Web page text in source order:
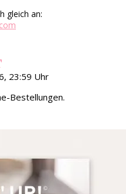
gleich an:
23:59 Uhr
Bestellungen.